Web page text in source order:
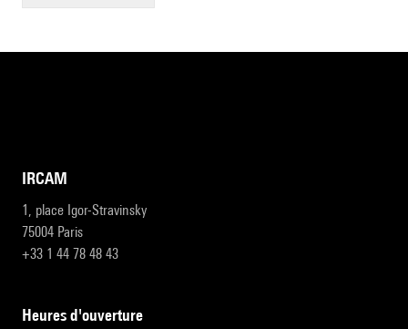
IRCAM
1, place Igor-Stravinsky
75004 Paris
+33 1 44 78 48 43
heures d'ouverture